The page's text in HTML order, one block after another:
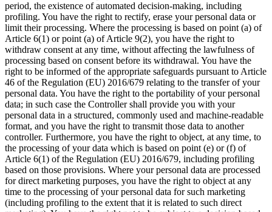
period, the existence of automated decision-making, including
profiling. You have the right to rectify, erase your personal data or
limit their processing. Where the processing is based on point (a) of
Article 6(1) or point (a) of Article 9(2), you have the right to
withdraw consent at any time, without affecting the lawfulness of
processing based on consent before its withdrawal. You have the
right to be informed of the appropriate safeguards pursuant to Article
46 of the Regulation (EU) 2016/679 relating to the transfer of your
personal data. You have the right to the portability of your personal
data; in such case the Controller shall provide you with your
personal data in a structured, commonly used and machine-readable
format, and you have the right to transmit those data to another
controller. Furthermore, you have the right to object, at any time, to
the processing of your data which is based on point (e) or (f) of
Article 6(1) of the Regulation (EU) 2016/679, including profiling
based on those provisions. Where your personal data are processed
for direct marketing purposes, you have the right to object at any
time to the processing of your personal data for such marketing
(including profiling to the extent that it is related to such direct